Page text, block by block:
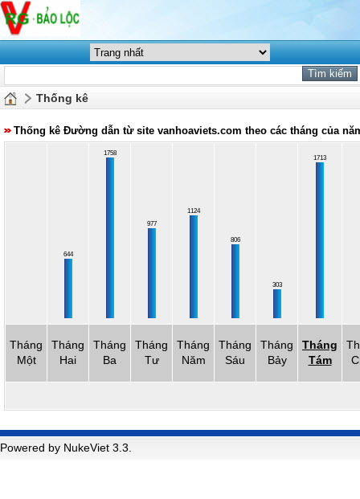
Thống kê
Thống kê Đường dẫn từ site vanhoaviets.com theo các tháng của
644
1758
977
1124
806
303
1713
Tháng
Một
Tháng
Hai
Tháng
Ba
Tháng
Tư
Tháng
Năm
Tháng
Sáu
Tháng
Bảy
Tháng
Tám
Powered by NukeViet 3.3.